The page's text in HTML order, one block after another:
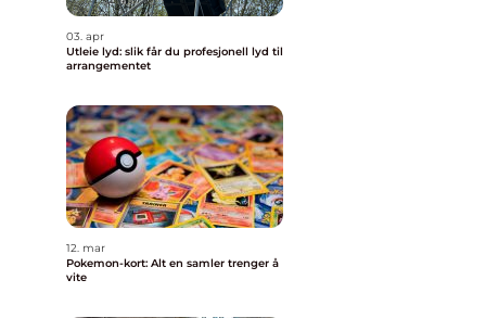
03. apr
Utleie lyd: slik får du profesjonell lyd til
arrangementet
12. mar
Pokemon-kort: Alt en samler trenger å
vite